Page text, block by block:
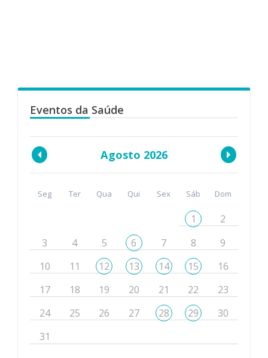
Eventos da Saúde
Agosto 2026
Seg Ter Qua Qui Sex Sáb Dom
1
2
3
4 5 6 7 8
9
10
11 12 13 14 15
16
17
18 19 20 21 22
23
24
25 26 27 28 29
30
31